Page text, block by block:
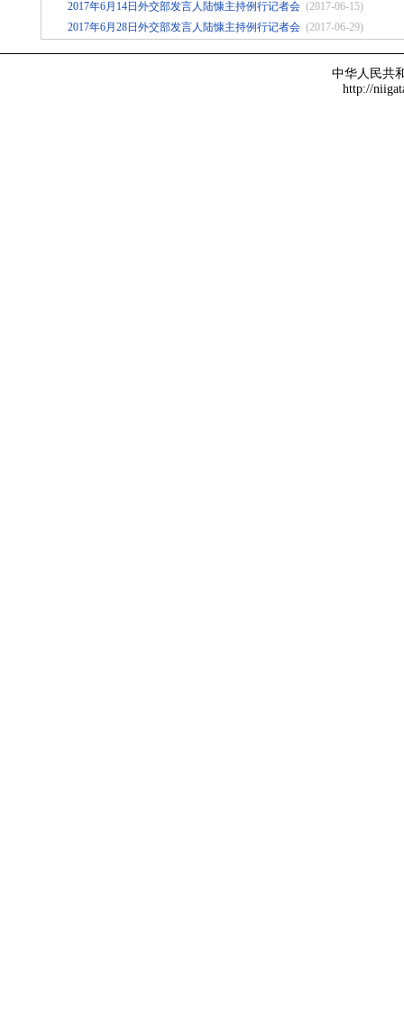
2017年6月14日外交部发言人陆慷主持例行记者会 (2017-06-15)
2017年6月28日外交部发言人陆慷主持例行记者会 (2017-06-29)
中华人民共
http://